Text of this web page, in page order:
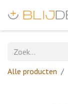
Alle producten